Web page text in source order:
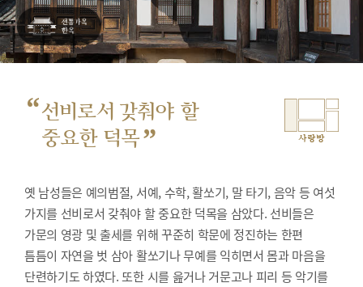
“선비로서 갖춰야 할
중요한 덕목” 사랑방
옛 남성들은 예의범절, 서예, 수학, 활쏘기, 말 타기, 음악 등 여섯
가지를 선비로서 갖춰야 할 중요한 덕목을 삼았다. 선비들은
가문의 영광 및 출세를 위해 꾸준히 학문에 정진하는 한편
틈틈이 자연을 벗 삼아 활쏘기나 무예를 익히면서 몸과 마음을
단련하기도 하였다. 또한 시를 읊거나 거문고나 피리 등 악기를